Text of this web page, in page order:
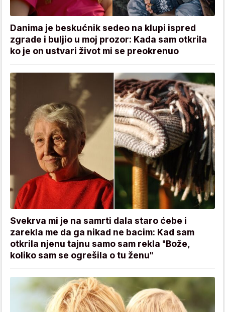
Danima je beskućnik sedeo na klupi ispred
zgrade i buljio u moj prozor: Kada sam otkrila
ko je on ustvari život mi se preokrenuo
Svekrva mi je na samrti dala staro ćebe i
zarekla me da ga nikad ne bacim: Kad sam
otkrila njenu tajnu samo sam rekla "Bože,
koliko sam se ogrešila o tu ženu"